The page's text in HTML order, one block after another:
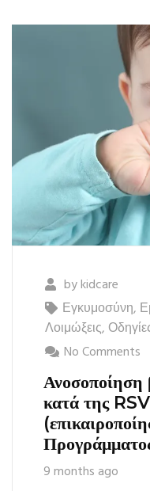
bykidcare
Εγκυμοσύνη,
Λοιμώξεις,
No Comments
Ανοσοποίηση
κατά της
9 months ago